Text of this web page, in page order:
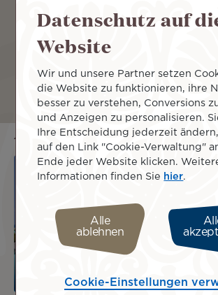
Weiter
Andere Reiseziele
Datenschutz auf
Website
Wir und unsere Partner setzen
die Website zu funktionieren, ihre
besser zu verstehen, Conversions
und Anzeigen zu personalisieren.
Ihre Entscheidung jederzeit
auf den Link "Cookie-Verwaltung"
Ende jeder Website klicken.
Informationen finden Sie hier.
Alle
ablehnen
Cookie-Einstellungen